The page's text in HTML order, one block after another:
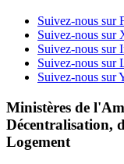
Suivez-nous sur
Suivez-nous sur
Suivez-nous sur
Suivez-nous sur
Suivez-nous sur
Ministères de
Décentralisation,
Logement